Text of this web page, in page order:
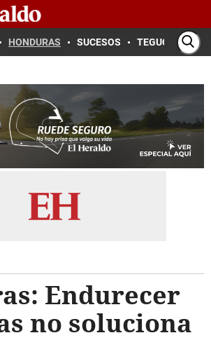
HONDURAS SUCESOS TEGUCIGALPA
Endurecer
no soluciona